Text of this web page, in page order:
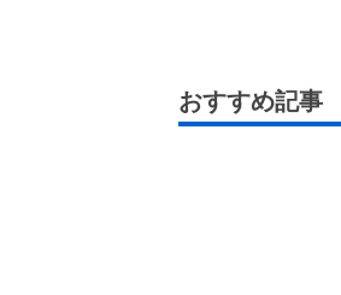
おすすめ記事